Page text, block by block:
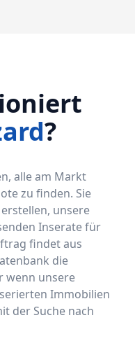
?
alle am Markt
zu finden. Sie
unsere
Inserate für
findet aus
die
wenn unsere
Immobilien
der Suche nach